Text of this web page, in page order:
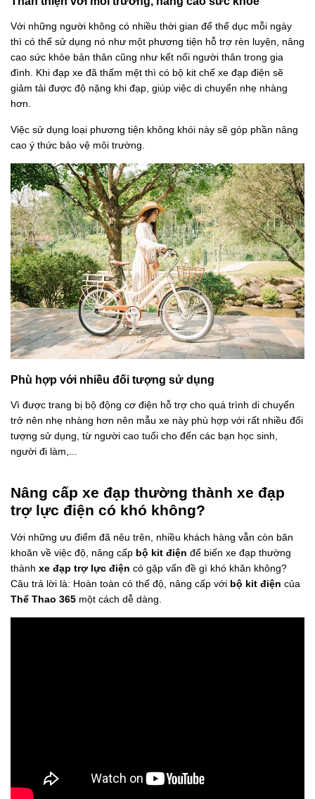
Với những người không có nhiều thời gian để thể dục mỗi ngày
thì có thể sử dụng nó như một phương tiện hỗ trợ rèn luyện, nâng
cao sức khỏe bản thân cũng như kết nối người thân trong gia
đình. Khi đạp xe đã thấm mệt thì có bộ kit chế xe đạp điện sẽ
giảm tải được độ nặng khi đạp, giúp việc di chuyển nhẹ nhàng
hơn.
Việc sử dụng loại phương tiện không khói này sẽ góp phần nâng
cao ý thức bảo vệ môi trường.
Phù hợp với nhiều đối tượng sử dụng
Vì được trang bị bộ động cơ điện hỗ trợ cho quá trình di chuyển
trở nên nhẹ nhàng hơn nên mẫu xe này phù hợp với rất nhiều đối
tượng sử dụng, từ người cao tuổi cho đến các bạn học sinh,
người đi làm,...
Nâng cấp xe đạp thường thành xe đạp
trợ lực điện có khó không?
Với những ưu điểm đã nêu trên, nhiều khách hàng vẫn còn băn
khoăn về việc độ, nâng cấp bộ kit điện để biến xe đạp thường
thành xe đạp trợ lực điện có gặp vấn đề gì khó khăn không?
Câu trả lời là: Hoàn toàn có thể độ, nâng cấp với bộ kit điện của
Thể Thao 365 một cách dễ dàng.